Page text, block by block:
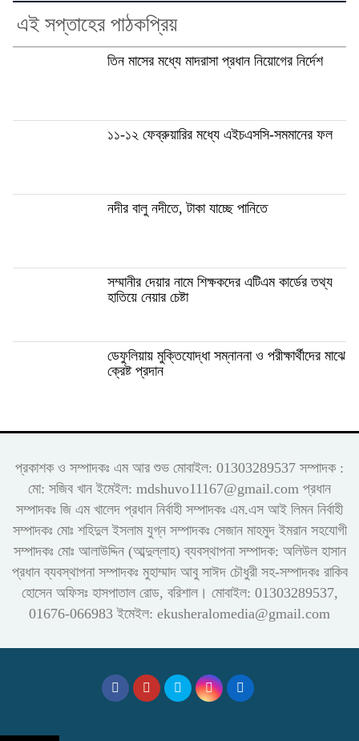
এই সপ্তাহের পাঠকপ্রিয়
তিন মাসের মধ্যে মাদরাসা প্রধান নিয়োগের নির্দেশ
১১-১২ ফেব্রুয়ারির মধ্যে এইচএসসি-সমমানের ফল
নদীর বালু নদীতে, টাকা যাচ্ছে পানিতে
সম্মানীর দেয়ার নামে শিক্ষকদের এটিএম কার্ডের তথ্য
হাতিয়ে নেয়ার চেষ্টা
ডেফুলিয়ায় মুক্তিযোদ্ধা সম্নাননা ও পরীক্ষার্থীদের মাঝে
ক্রেষ্ট প্রদান
প্রকাশক ও সম্পাদকঃ এম আর শুভ মোবাইল: 01303289537 সম্পাদক :
মো: সজিব খান ইমেইল: mdshuvo11167@gmail.com প্রধান
সম্পাদকঃ জি এম খালেদ প্রধান নির্বাহী সম্পাদকঃ এম.এস আই লিমন নির্বাহী
সম্পাদকঃ মোঃ শহিদুল ইসলাম যুগ্ন সম্পাদকঃ সেজান মাহমুদ ইমরান সহযোগী
সম্পাদকঃ মোঃ আলাউদ্দিন (আব্দুল্লাহ) ব্যবস্থাপনা সম্পাদক: অলিউল হাসান
প্রধান ব্যবস্থাপনা সম্পাদকঃ মুহাম্মাদ আবু সাঈদ চৌধুরী সহ-সম্পাদকঃ রাকিব
হোসেন অফিসঃ হাসপাতাল রোড, বরিশাল। মোবাইল: 01303289537,
01676-066983 ইমেইল: ekusheralomedia@gmail.com